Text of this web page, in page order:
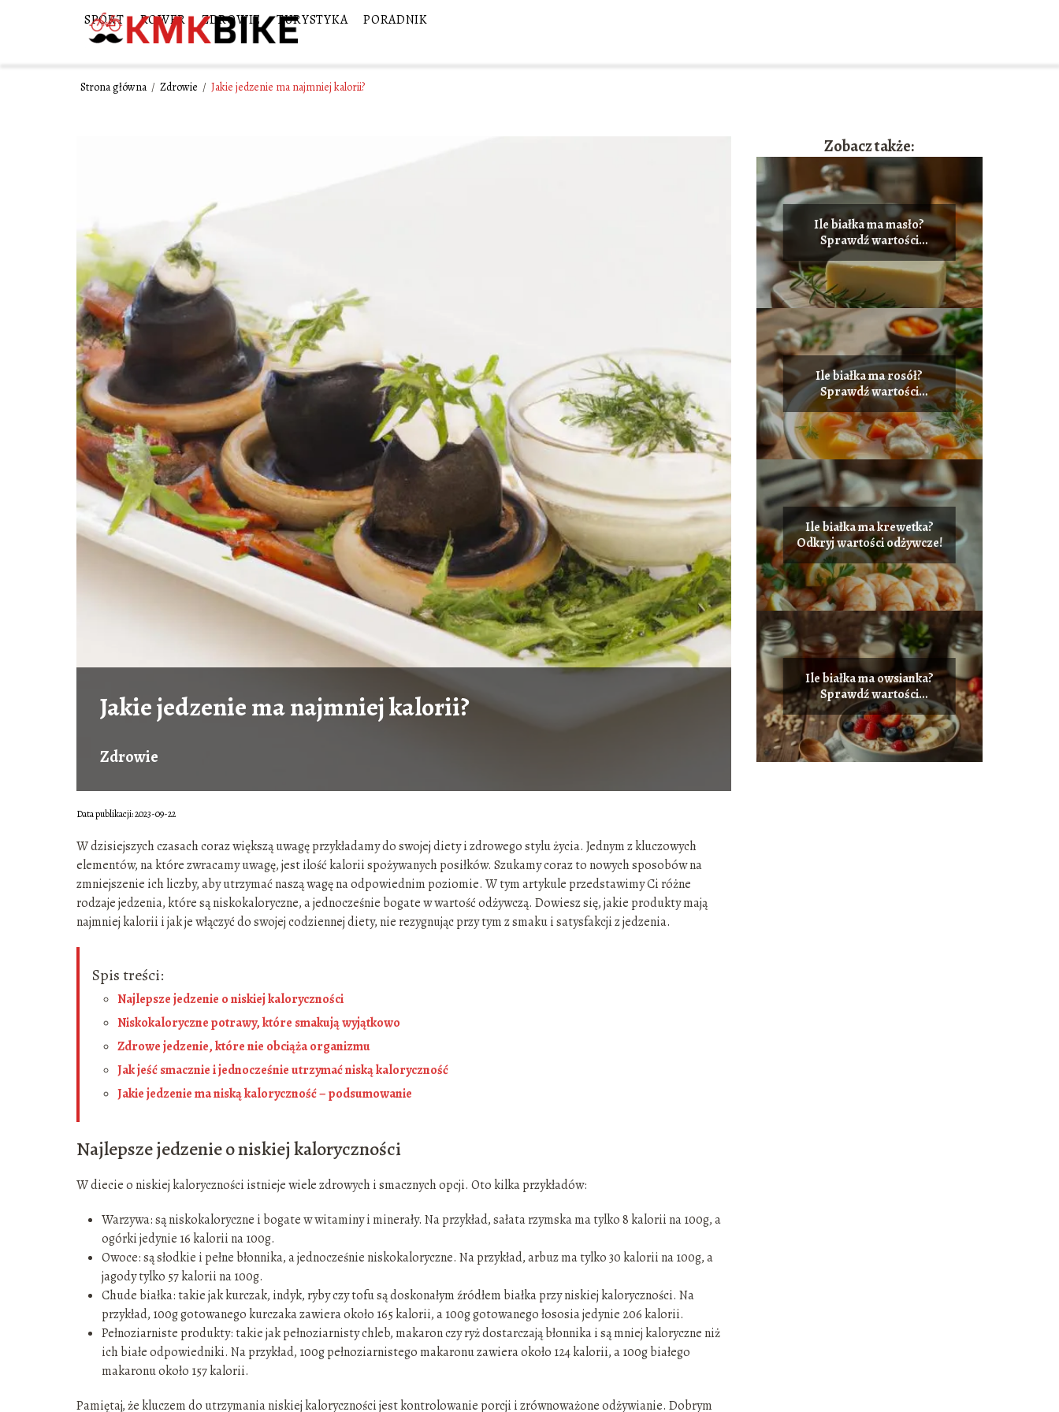
SPORT ROWER ZDROWIE TURYSTYKA PORADNIK
Strona główna / Zdrowie / Jakie jedzenie ma najmniej kalorii?
Jakie jedzenie ma najmniej kalorii?
Zdrowie
Data publikacji: 2023-09-22
W dzisiejszych czasach coraz większą uwagę przykładamy do swojej diety i zdrowego stylu życia. Jednym z kluczowych
elementów, na które zwracamy uwagę, jest ilość kalorii spożywanych posiłków. Szukamy coraz to nowych sposobów na
zmniejszenie ich liczby, aby utrzymać naszą wagę na odpowiednim poziomie. W tym artykule przedstawimy Ci różne
rodzaje jedzenia, które są niskokaloryczne, a jednocześnie bogate w wartość odżywczą. Dowiesz się, jakie produkty mają
najmniej kalorii i jak je włączyć do swojej codziennej diety, nie rezygnując przy tym z smaku i satysfakcji z jedzenia.
Spis treści:
Najlepsze jedzenie o niskiej kaloryczności
Niskokaloryczne potrawy, które smakują wyjątkowo
Zdrowe jedzenie, które nie obciąża organizmu
Jak jeść smacznie i jednocześnie utrzymać niską kaloryczność
Jakie jedzenie ma niską kaloryczność – podsumowanie
Najlepsze jedzenie o niskiej kaloryczności
W diecie o niskiej kaloryczności istnieje wiele zdrowych i smacznych opcji. Oto kilka przykładów:
Warzywa: są niskokaloryczne i bogate w witaminy i minerały. Na przykład, sałata rzymska ma tylko 8 kalorii na 100g, a
ogórki jedynie 16 kalorii na 100g.
Owoce: są słodkie i pełne błonnika, a jednocześnie niskokaloryczne. Na przykład, arbuz ma tylko 30 kalorii na 100g, a
jagody tylko 57 kalorii na 100g.
Chude białka: takie jak kurczak, indyk, ryby czy tofu są doskonałym źródłem białka przy niskiej kaloryczności. Na
przykład, 100g gotowanego kurczaka zawiera około 165 kalorii, a 100g gotowanego łososia jedynie 206 kalorii.
Pełnoziarniste produkty: takie jak pełnoziarnisty chleb, makaron czy ryż dostarczają błonnika i są mniej kaloryczne niż
ich białe odpowiedniki. Na przykład, 100g pełnoziarnistego makaronu zawiera około 124 kalorii, a 100g białego
makaronu około 157 kalorii.
Pamiętaj, że kluczem do utrzymania niskiej kaloryczności jest kontrolowanie porcji i zrównoważone odżywianie. Dobrym
Zobacz także:
Ile białka ma masło?
Sprawdź wartości
odżywcze!
Ile białka ma rosół?
Sprawdź wartości
odżywcze!
Ile białka ma krewetka?
Odkryj wartości odżywcze!
Ile białka ma owsianka?
Sprawdź wartości
odżywcze!